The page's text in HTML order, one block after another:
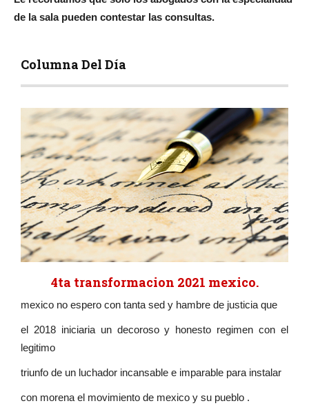
de la sala pueden contestar las consultas.
Columna Del Día
4ta transformacion 2021 mexico.
mexico no espero con tanta sed y hambre de justicia que
el 2018 iniciaria un decoroso y honesto regimen con el
legitimo
triunfo de un luchador incansable e imparable para instalar
con morena el movimiento de mexico y su pueblo .